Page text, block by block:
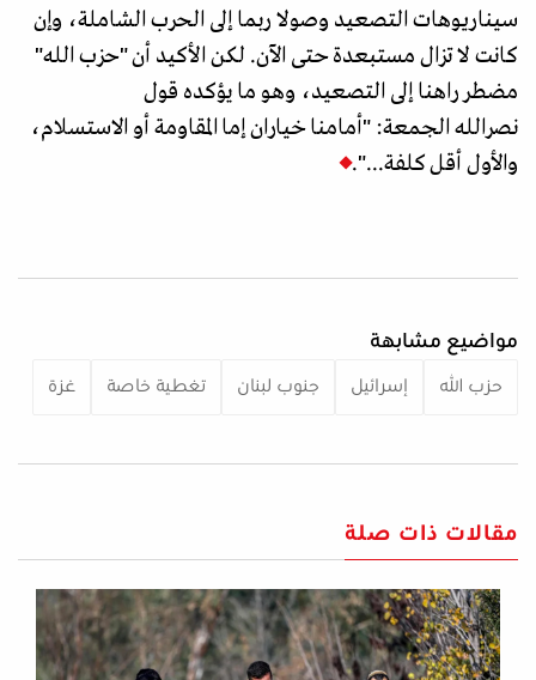
سيناريوهات التصعيد وصولا ربما إلى الحرب الشاملة، وإن
كانت لا تزال مستبعدة حتى الآن. لكن الأكيد أن "حزب الله"
مضطر راهنا إلى التصعيد، وهو ما يؤكده قول
نصرالله الجمعة: "أمامنا خياران إما المقاومة أو الاستسلام،
والأول أقل كلفة...".
مواضيع مشابهة
حزب الله إسرائيل جنوب لبنان تغطية خاصة غزة
مقالات ذات صلة